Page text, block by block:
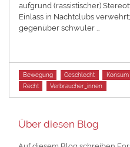
aufgrund (rassistischer)
Einlass in Nachtclubs
gegenüber schwuler …
Tags
Bewegung Geschlecht Konsum
Recht
Verbraucher_innen
Über diesen Blog